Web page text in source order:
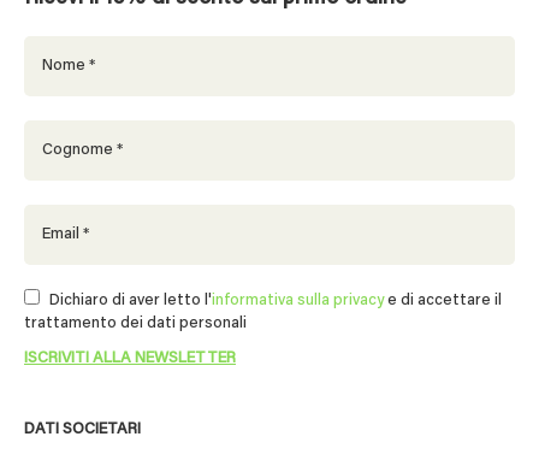
DATI SOCIETARI
Dichiaro di aver letto l'informativa sulla privacye di accettare il
trattamento dei dati personali